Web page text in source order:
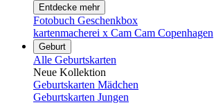
Entdecke mehr
Fotobuch Geschenkbox
kartenmacherei x Cam Cam Copenhagen
Geburt
Alle Geburtskarten
Neue Kollektion
Geburtskarten Mädchen
Geburtskarten Jungen